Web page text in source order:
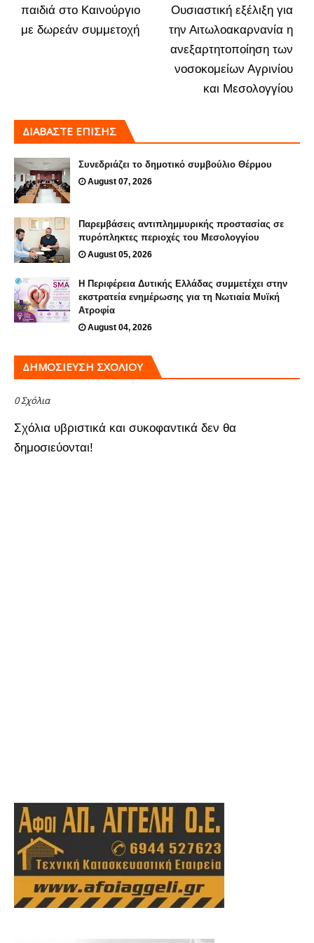
Ουσιαστική εξέλιξη για
την Αιτωλοακαρνανία η
ανεξαρτητοποίηση των
νοσοκομείων Αγρινίου
και Μεσολογγίου
παιδιά στο Καινούργιο
με δωρεάν συμμετοχή
ΔΙΑΒΑΣΤΕ ΕΠΙΣΗΣ
Συνεδριάζει το δημοτικό συμβούλιο Θέρμου
August 07, 2026
Παρεμβάσεις αντιπλημμυρικής προστασίας σε
πυρόπληκτες περιοχές του Μεσολογγίου
August 05, 2026
Η Περιφέρεια Δυτικής Ελλάδας συμμετέχει στην
εκστρατεία ενημέρωσης για τη Νωτιαία Μυϊκή
Ατροφία
August 04, 2026
ΔΗΜΟΣΊΕΥΣΗ ΣΧΟΛΊΟΥ
0 Σχόλια
Σχόλια υβριστικά και συκοφαντικά δεν θα
δημοσιεύονται!